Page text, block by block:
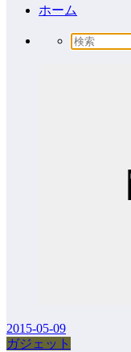
ホーム
2015-05-09
ガジェット